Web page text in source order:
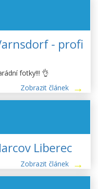
- profi
fotky!!! 👌
Zobrazit článek
Liberec
Zobrazit článek